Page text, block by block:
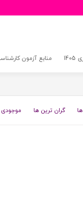
منابع آزمون
گران ترین ها